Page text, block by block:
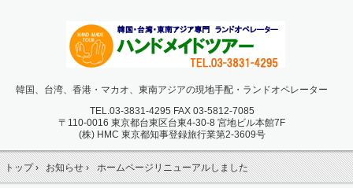
韓国、台湾、香港・マカオ、東南アジアの現地手配・ランドオペレーター
TEL.03-3831-4295 FAX 03-5812-7085
〒110-0016 東京都台東区台東4-30-8 宮地ビル本館7F
(株) HMC 東京都知事登録旅行業第2-3609号
トップ› お知らせ› ホームページリニューアルしました